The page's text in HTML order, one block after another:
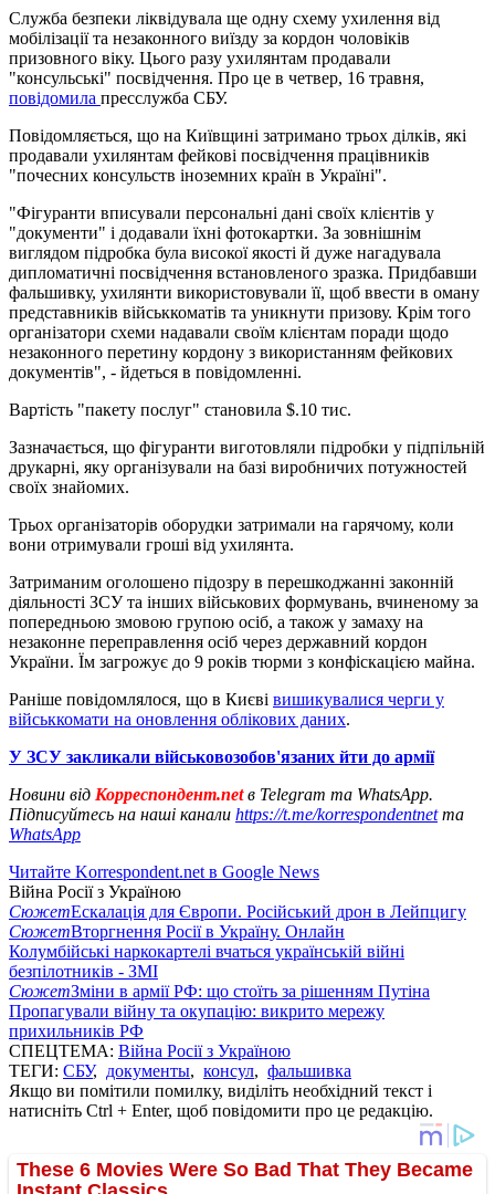
Служба безпеки ліквідувала ще одну схему ухилення від
мобілізації та незаконного виїзду за кордон чоловіків
призовного віку. Цього разу ухилянтам продавали
"консульські" посвідчення. Про це в четвер, 16 травня,
повідомила пресслужба СБУ.
Повідомляється, що на Київщині затримано трьох ділків, які
продавали ухилянтам фейкові посвідчення працівників
"почесних консульств іноземних країн в Україні".
"Фігуранти вписували персональні дані своїх клієнтів у
"документи" і додавали їхні фотокартки. За зовнішнім
виглядом підробка була високої якості й дуже нагадувала
дипломатичні посвідчення встановленого зразка. Придбавши
фальшивку, ухилянти використовували її, щоб ввести в оману
представників військкоматів та уникнути призову. Крім того
організатори схеми надавали своїм клієнтам поради щодо
незаконного перетину кордону з використанням фейкових
документів", - йдеться в повідомленні.
Вартість "пакету послуг" становила $.10 тис.
Зазначається, що фігуранти виготовляли підробки у підпільній
друкарні, яку організували на базі виробничих потужностей
своїх знайомих.
Трьох організаторів оборудки затримали на гарячому, коли
вони отримували гроші від ухилянта.
Затриманим оголошено підозру в перешкоджанні законній
діяльності ЗСУ та інших військових формувань, вчиненому за
попередньою змовою групою осіб, а також у замаху на
незаконне переправлення осіб через державний кордон
України. Їм загрожує до 9 років тюрми з конфіскацією майна.
Раніше повідомлялося, що в Києві вишикувалися черги у
військкомати на оновлення облікових даних.
У ЗСУ закликали військовозобов'язаних йти до армії
Новини від Корреспондент.netв Telegram та WhatsApp.
Підписуйтесь на наші канали https://t.me/korrespondentnetта
WhatsApp
Читайте Korrespondent.net в Google News
Війна Росії з Україною
СюжетЕскалація для Європи. Російський дрон в Лейпцигу
СюжетВторгнення Росії в Україну. Онлайн
Колумбійські наркокартелі вчаться українській війні
безпілотників - ЗМІ
СюжетЗміни в армії РФ: що стоїть за рішенням Путіна
Пропагували війну та окупацію: викрито мережу
прихильників РФ
СПЕЦТЕМА: Війна Росії з Україною
ТЕГИ: СБУ, документы, консул, фальшивка
Якщо ви помітили помилку, виділіть необхідний текст і
натисніть Ctrl + Enter, щоб повідомити про це редакцію.